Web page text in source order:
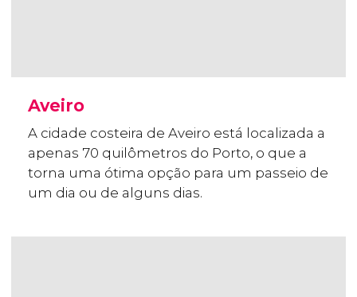
Aveiro
A cidade costeira de Aveiro está localizada a
apenas 70 quilômetros do Porto, o que a
torna uma ótima opção para um passeio de
um dia ou de alguns dias.